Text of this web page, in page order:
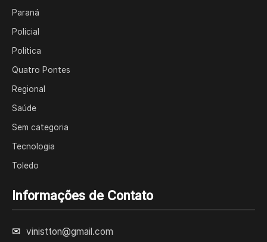
Paraná
Policial
Política
Quatro Pontes
Regional
Saúde
Sem categoria
Tecnologia
Toledo
Informações de Contato
✉ vinistton@gmail.com